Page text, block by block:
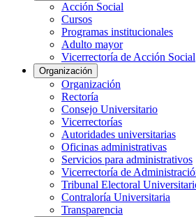
Acción Social
Cursos
Programas institucionales
Adulto mayor
Vicerrectoría de Acción Social
Organización
Organización
Rectoría
Consejo Universitario
Vicerrectorías
Autoridades universitarias
Oficinas administrativas
Servicios para administrativos
Vicerrectoría de
Tribunal Electoral
Contraloría Universitaria
Transparencia